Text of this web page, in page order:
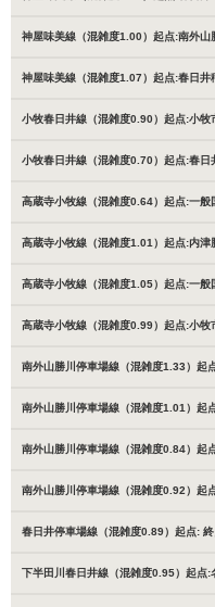
神屋味美線（混雑度1.00）起点:南外
神屋味美線（混雑度1.07）起点:春日
小牧春日井線（混雑度0.90）起点:小
小牧春日井線（混雑度0.70）起点:春
高蔵寺小牧線（混雑度0.64）起点:一
高蔵寺小牧線（混雑度1.01）起点:内
高蔵寺小牧線（混雑度1.05）起点:一
高蔵寺小牧線（混雑度0.99）起点:小
南外山勝川停車場線（混雑度1.33）起
南外山勝川停車場線（混雑度1.01）起
南外山勝川停車場線（混雑度0.84）起
南外山勝川停車場線（混雑度0.92）起
春日井停車場線（混雑度0.89）起点:
下半田川春日井線（混雑度0.95）起点